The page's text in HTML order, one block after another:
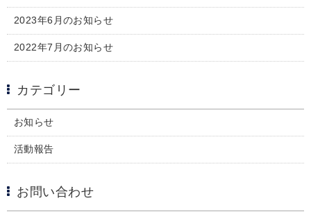
2023年6月のお知らせ
2022年7月のお知らせ
カテゴリー
お知らせ
活動報告
お問い合わせ